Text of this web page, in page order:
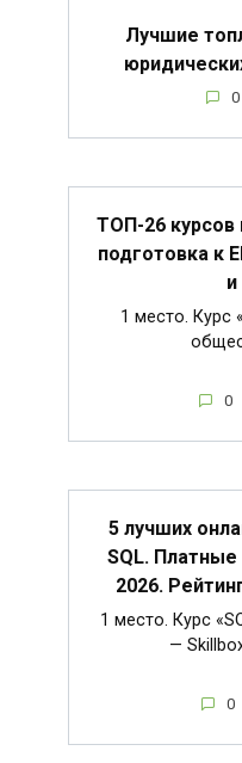
Лучшие
0
ТОП-26
подготовка к
и
1 место. Курс
0
5 лучших
SQL.
2026.
1 место. Курс
—
0